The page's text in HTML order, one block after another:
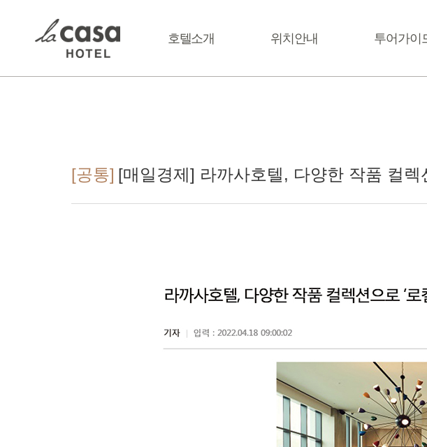
호텔소개 위치안내 투어가이
[공통] [매일경제] 라까사호텔, 다양한 작품 컬렉